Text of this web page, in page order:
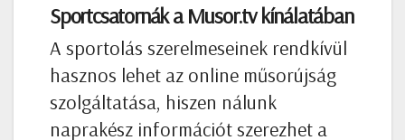
Sportcsatornák a Musor.tv kínálatában
A sportolás szerelmeseinek rendkívül
hasznos lehet az online műsorújság
szolgáltatása, hiszen nálunk
naprakész információt szerezhet a